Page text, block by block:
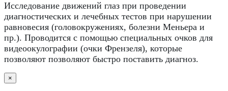
Исследование движений глаз при проведении
диагностических и лечебных тестов при нарушении
равновесия (головокружениях, болезни Меньера и
пр.). Проводится с помощью специальных очков для
видеоокулографии (очки Френзеля), которые
позволяют позволяют быстро поставить диагноз.
×